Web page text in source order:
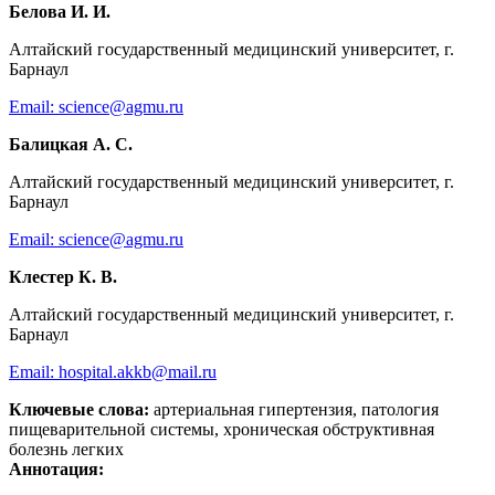
Белова И. И.
Алтайский государственный медицинский университет, г.
Барнаул
Email: science@agmu.ru
Балицкая А. С.
Алтайский государственный медицинский университет, г.
Барнаул
Email: science@agmu.ru
Клестер К. В.
Алтайский государственный медицинский университет, г.
Барнаул
Email: hospital.akkb@mail.ru
Ключевые слова: артериальная гипертензия, патология
пищеварительной системы, хроническая обструктивная
болезнь легких
Аннотация: